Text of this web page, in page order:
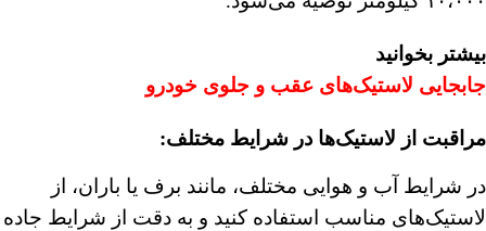
بیشتر بخوانید
جابجایی لاستیک‌های عقب و جلوی خودرو
مراقبت از لاستیک‌ها در شرایط مختلف:
در شرایط آب و هوایی مختلف، مانند برف یا باران، از
لاستیک‌های مناسب استفاده کنید و به دقت از شرایط جاده